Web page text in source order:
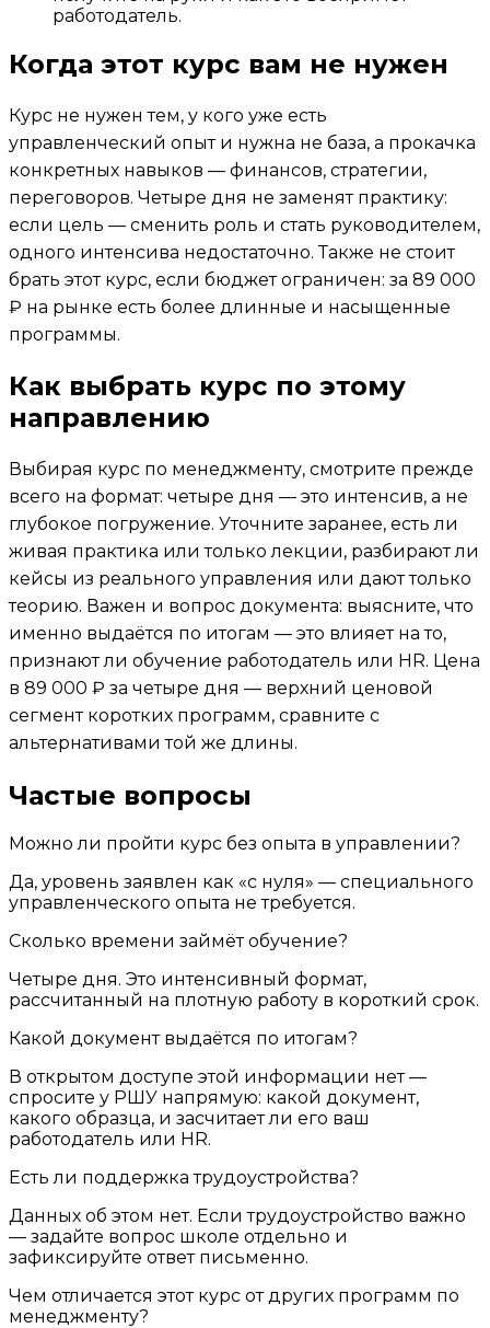
работодатель.
Когда этот курс вам не нужен
Курс не нужен тем, у кого уже есть
управленческий опыт и нужна не база, а прокачка
конкретных навыков — финансов, стратегии,
переговоров. Четыре дня не заменят практику:
если цель — сменить роль и стать руководителем,
одного интенсива недостаточно. Также не стоит
брать этот курс, если бюджет ограничен: за 89 000
₽ на рынке есть более длинные и насыщенные
программы.
Как выбрать курс по этому
направлению
Выбирая курс по менеджменту, смотрите прежде
всего на формат: четыре дня — это интенсив, а не
глубокое погружение. Уточните заранее, есть ли
живая практика или только лекции, разбирают ли
кейсы из реального управления или дают только
теорию. Важен и вопрос документа: выясните, что
именно выдаётся по итогам — это влияет на то,
признают ли обучение работодатель или HR. Цена
в 89 000 ₽ за четыре дня — верхний ценовой
сегмент коротких программ, сравните с
альтернативами той же длины.
Частые вопросы
Можно ли пройти курс без опыта в управлении?
Да, уровень заявлен как «с нуля» — специального
управленческого опыта не требуется.
Сколько времени займёт обучение?
Четыре дня. Это интенсивный формат,
рассчитанный на плотную работу в короткий срок.
Какой документ выдаётся по итогам?
В открытом доступе этой информации нет —
спросите у РШУ напрямую: какой документ,
какого образца, и засчитает ли его ваш
работодатель или HR.
Есть ли поддержка трудоустройства?
Данных об этом нет. Если трудоустройство важно
— задайте вопрос школе отдельно и
зафиксируйте ответ письменно.
Чем отличается этот курс от других программ по
менеджменту?